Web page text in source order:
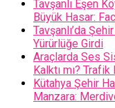
Tavşanlı Eşen
Büyük Hasar:
Tavşanlı’da
Yürürlüğe Girdi
Araçlarda Ses
Kalktı mı?
Kütahya Şehir
Manzara: